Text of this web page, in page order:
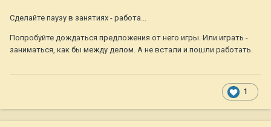
Сделайте паузу в занятиях - работа...
Попробуйте дождаться предложения от него игры. Или играть -
заниматься, как бы между делом. А не встали и пошли работать.
1